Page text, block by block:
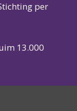
per
13.000